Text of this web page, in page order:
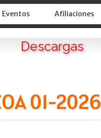
Eventos Afiliaciones
Descargas
01-2026